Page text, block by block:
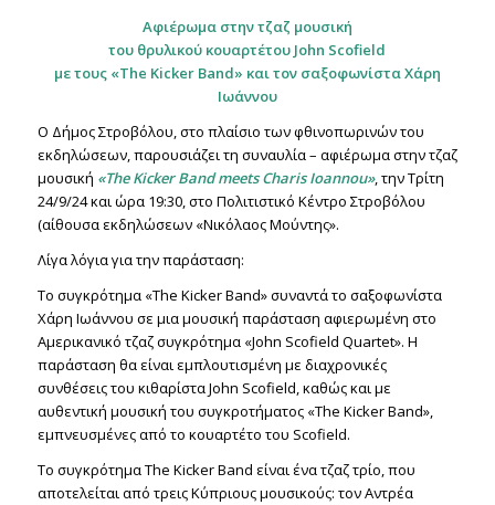
Αφιέρωμα στην τζαζ μουσική
του θρυλικού κουαρτέτου John Scofield
με τους «Τhe Kicker Band» και τον σαξοφωνίστα Χάρη
Ιωάννου
Ο Δήμος Στροβόλου, στο πλαίσιο των φθινοπωρινών του
εκδηλώσεων, παρουσιάζει τη συναυλία – αφιέρωμα στην τζαζ
μουσική «The Kicker Band meets Charis Ioannou», την Τρίτη
24/9/24 και ώρα 19:30, στο Πολιτιστικό Κέντρο Στροβόλου
(αίθουσα εκδηλώσεων «Νικόλαος Μούντης».
Λίγα λόγια για την παράσταση:
Το συγκρότημα «The Kicker Band» συναντά το σαξοφωνίστα
Χάρη Ιωάννου σε μια μουσική παράσταση αφιερωμένη στο
Αμερικανικό τζαζ συγκρότημα «John Scofield Quartet». Η
παράσταση θα είναι εμπλουτισμένη με διαχρονικές
συνθέσεις του κιθαρίστα John Scofield, καθώς και με
αυθεντική μουσική του συγκροτήματος «The Kicker Band»,
εμπνευσμένες από το κουαρτέτο του Scofield.
Το συγκρότημα The Kicker Band είναι ένα τζαζ τρίο, που
αποτελείται από τρεις Κύπριους μουσικούς: τον Αντρέα